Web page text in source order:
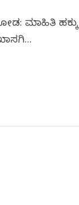
ಮಾಹಿತಿ ಹಕ್ಕು